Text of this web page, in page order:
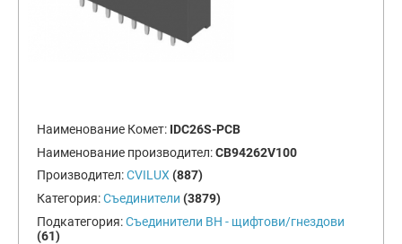
Наименование Комет: IDC26S-PCB
Наименование производител:CB94262V100
Производител:CVILUX (887)
Категория:Съединители (3879)
Подкатегория:Съединители BH - щифтови/гнездови
(61)